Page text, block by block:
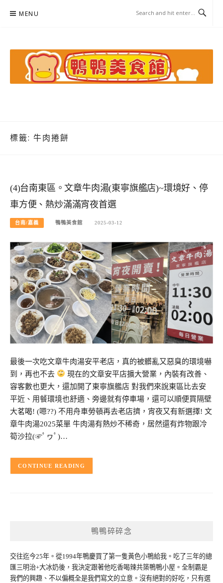
MENU
標籤: 牛肉捲餅
(4)台南東區。文章牛肉湯(東寧旗艦店)~環境好、停
車方便、熱炒滿滿宵夜首選
台南/嘉義 鴨鴨美食館 2025-03-12
最後一次吃文章牛肉湯安平老店，真的被髒亂又惡臭的環境嚇
到，再也不去
現在的文章安平店擴大營業，內裝有改善、
容客數也更大，還加開了東寧旗艦店 對我們來說東區比去安
平近、用餐環境也舒適、旁邊就有停車場，還可以順便買隔壁
大茗喝! (嗯??) 不用舟車勞頓再去老店擠，宵夜又有新選擇! 文
章牛肉湯2025菜單 牛肉湯有熱炒不稀奇，居然還有炸物跟冷
筍沙拉(☞ﾟヮﾟ)…
CONTINUE READING
鴨鴨碎碎念
交往迄今25年。從1994年鴨慶買了第一隻黃色小鴨給我。吃了三年的總
匯三明治+大冰奶後，我決定跟著他吃香喝辣共築鴨鴨小屋。全制霸是
我們的興趣、不以偏概全是我們寫文的立意。沒有絕對的好吃，只有選